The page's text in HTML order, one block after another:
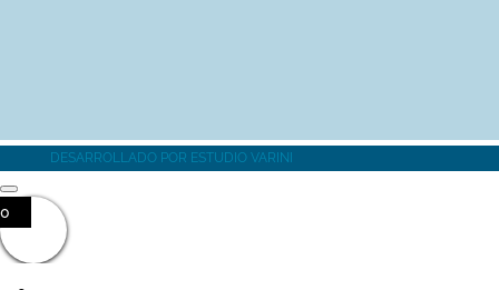
DESARROLLADO POR ESTUDIO VARINI
0